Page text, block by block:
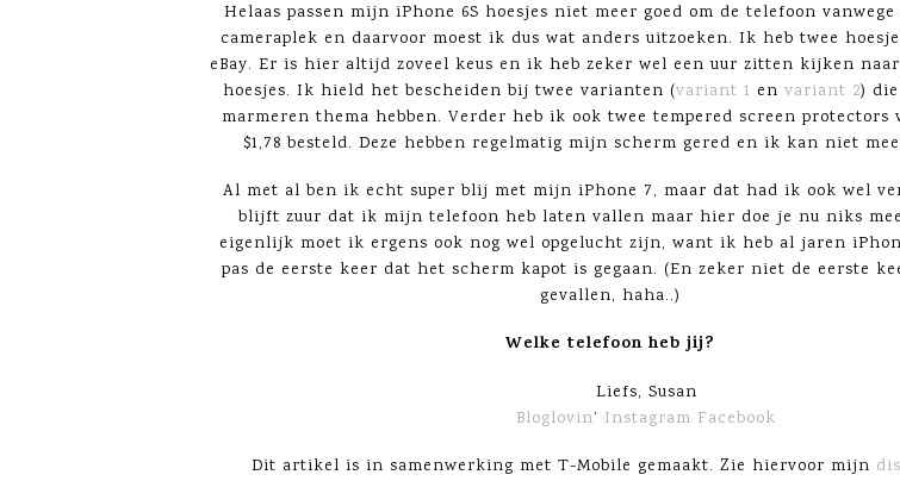
Helaas passen mijn iPhone 6S hoesjes niet meer goed om de telefoon
cameraplek en daarvoor moest ik dus wat anders uitzoeken. Ik heb twee
eBay. Er is hier altijd zoveel keus en ik heb zeker wel een uur zitten kijken
hoesjes. Ik hield het bescheiden bij twee varianten (variant 1 en variant 2)
marmeren thema hebben. Verder heb ik ook twee tempered screen protectors
$1,78 besteld. Deze hebben regelmatig mijn scherm gered en ik kan niet
Al met al ben ik echt super blij met mijn iPhone 7, maar dat had ik ook wel
blijft zuur dat ik mijn telefoon heb laten vallen maar hier doe je nu niks
eigenlijk moet ik ergens ook nog wel opgelucht zijn, want ik heb al jaren
pas de eerste keer dat het scherm kapot is gegaan. (En zeker niet de eerste
gevallen, haha..)
Welke telefoon heb jij?
Liefs, Susan
Bloglovin‘ Instagram Facebook
Dit artikel is in samenwerking met T-Mobile gemaakt. Zie hiervoor mijn